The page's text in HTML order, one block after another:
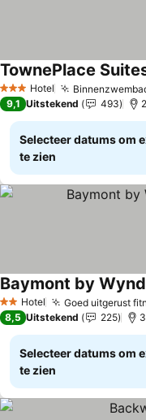
3 SterrenHotel
TownePlace
9,1 Uitstekend 493
Selecteer datums om
te zien
2 Sterren
Hotel Goed uitgerust
Baymont by
8,5 Uitstekend 225
Selecteer datums om
te zien